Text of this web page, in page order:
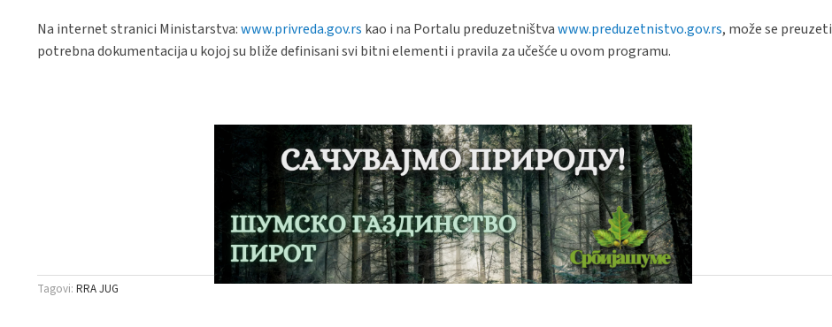
Na internet stranici Ministarstva:www.privreda.gov.rs kao i na Portalu preduzetništvawww.preduzetnistvo.gov.rs, može se preuzeti
potrebna dokumentacija u kojoj su bliže definisani svi bitni elementi i pravila za učešće u ovom programu.
Tagovi: RRA JUG